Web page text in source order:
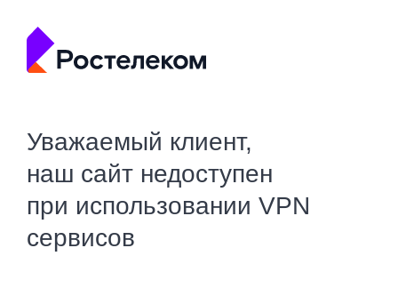
Уважаемый клиент,
наш сайт недоступен
при использовании VPN
сервисов